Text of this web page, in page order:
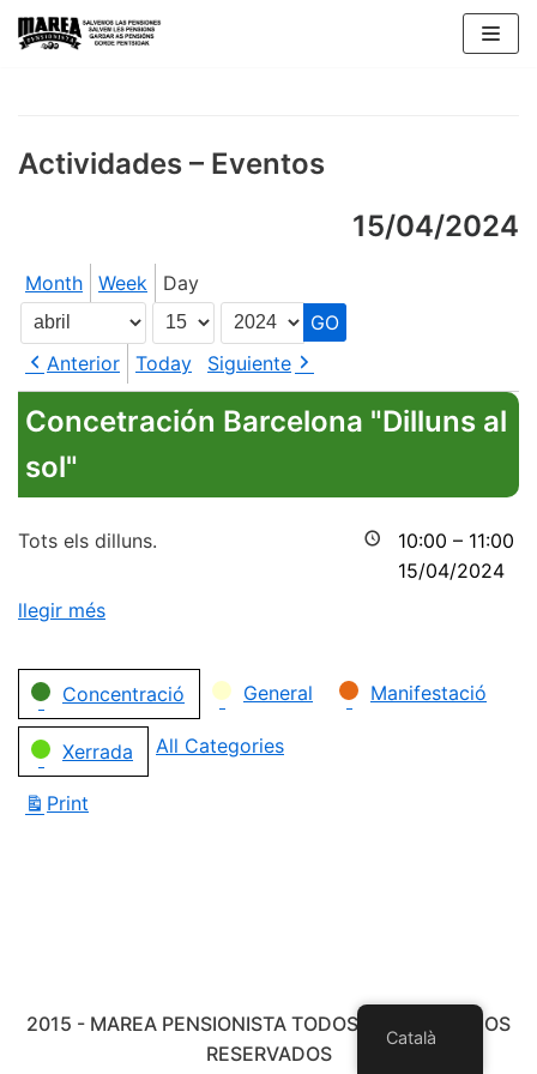
Skip
Actividades – Eventos
15/04/2024
Month Week Day
Month
Day
Year
Anterior
Today Siguiente
Concetración Barcelona "Dilluns al
sol"
10:00 – 11:00
15/04/2024
Tots els dilluns.
llegir més
Categories
Concentració General Manifestació
Xerrada All Categories
Print
2015 - MAREA PENSIONISTA TODOS LOS DERECHOS
RESERVADOS
Català